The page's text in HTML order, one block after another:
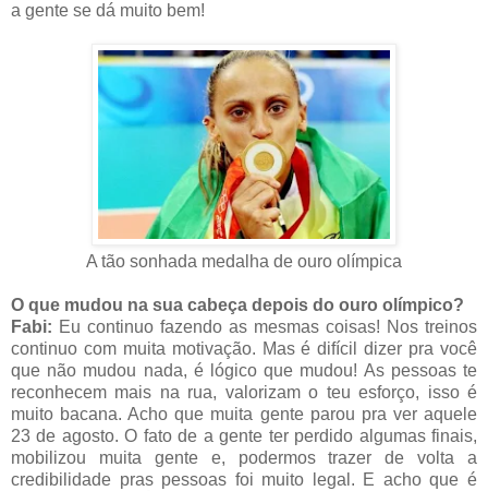
a gente se dá muito bem!
A tão sonhada medalha de ouro olímpica
O que mudou na sua cabeça depois do ouro olímpico?
Fabi: Eu continuo fazendo as mesmas coisas! Nos treinos
continuo com muita motivação. Mas é difícil dizer pra você
que não mudou nada, é lógico que mudou! As pessoas te
reconhecem mais na rua, valorizam o teu esforço, isso é
muito bacana. Acho que muita gente parou pra ver aquele
23 de agosto. O fato de a gente ter perdido algumas finais,
mobilizou muita gente e, podermos trazer de volta a
credibilidade pras pessoas foi muito legal. E acho que é